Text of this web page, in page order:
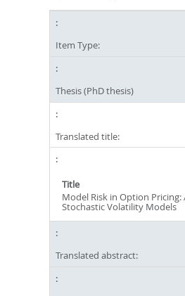
Item Type:
Thesis (PhD thesis)
Translated title:
Title
Model Risk in Option
Stochastic Volatility Models
Translated abstract: